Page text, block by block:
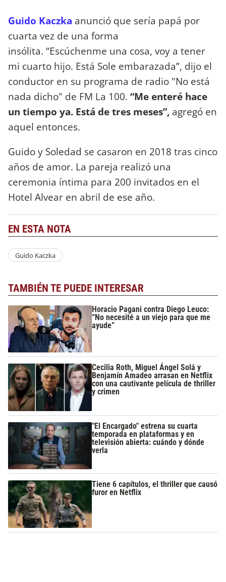
Guido Kaczka anunció que sería papá por
cuarta vez de una forma
insólita. “Escúchenme una cosa, voy a tener
mi cuarto hijo. Está Sole embarazada”, dijo el
conductor en su programa de radio "No está
nada dicho" de FM La 100. “Me enteré hace
un tiempo ya. Está de tres meses”, agregó en
aquel entonces.
Guido y Soledad se casaron en 2018 tras cinco
años de amor. La pareja realizó una
ceremonia íntima para 200 invitados en el
Hotel Alvear en abril de ese año.
EN ESTA NOTA
Guido Kaczka
TAMBIÉN TE PUEDE INTERESAR
Horacio Pagani contra Diego Leuco:
“No necesité a un viejo para que me
ayude”
Cecilia Roth, Miguel Ángel Solá y
Benjamín Amadeo arrasan en Netflix
con una cautivante película de thriller
y crimen
"El Encargado" estrena su cuarta
temporada en plataformas y en
televisión abierta: cuándo y dónde
verla
Tiene 6 capítulos, el thriller que causó
furor en Netflix